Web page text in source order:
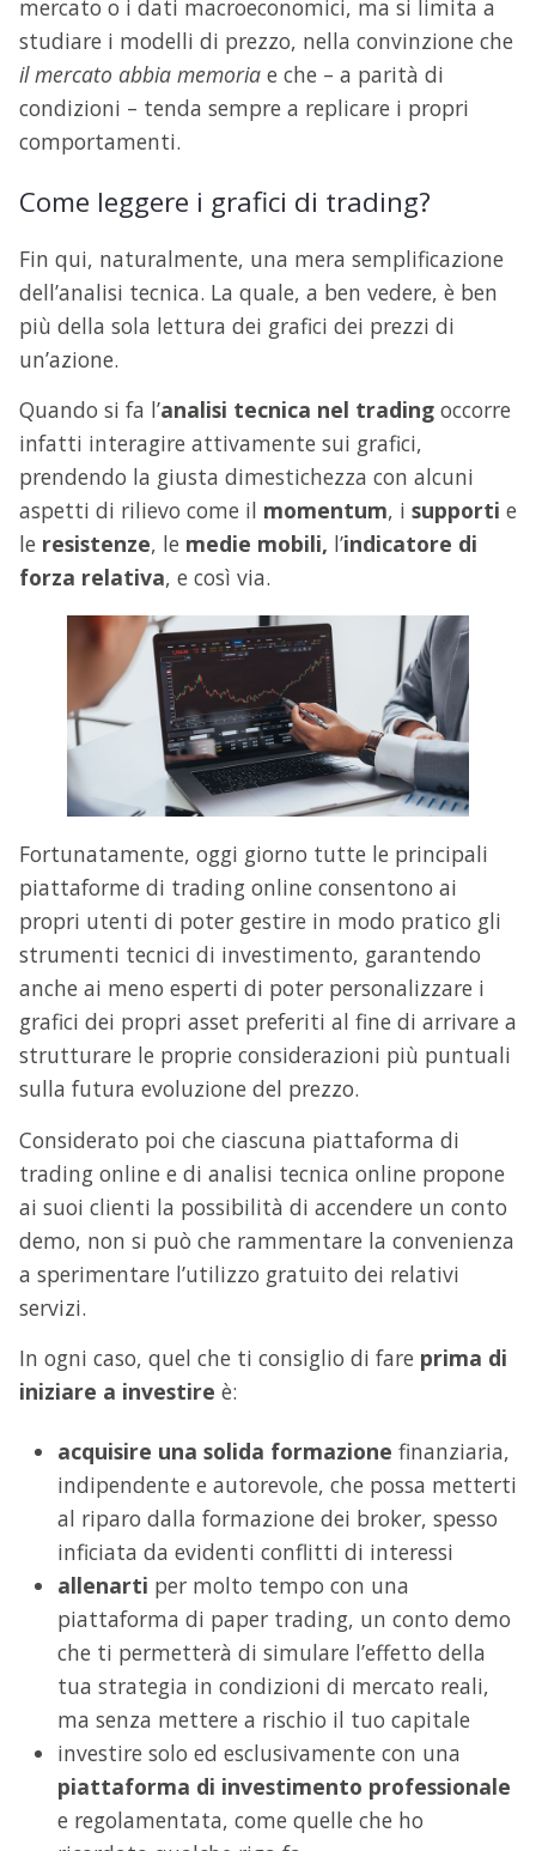
mercato o i dati macroeconomici, ma si limita a
studiare i modelli di prezzo, nella convinzione che
il mercato abbia memoria e che – a parità di
condizioni – tenda sempre a replicare i propri
comportamenti.
Come leggere i grafici di trading?
Fin qui, naturalmente, una mera semplificazione
dell’analisi tecnica. La quale, a ben vedere, è ben
più della sola lettura dei grafici dei prezzi di
un’azione.
Quando si fa l’analisi tecnica nel trading occorre
infatti interagire attivamente sui grafici,
prendendo la giusta dimestichezza con alcuni
aspetti di rilievo come il momentum, i supporti e
le resistenze, le medie mobili, l’indicatore di
forza relativa, e così via.
Fortunatamente, oggi giorno tutte le principali
piattaforme di trading online consentono ai
propri utenti di poter gestire in modo pratico gli
strumenti tecnici di investimento, garantendo
anche ai meno esperti di poter personalizzare i
grafici dei propri asset preferiti al fine di arrivare a
strutturare le proprie considerazioni più puntuali
sulla futura evoluzione del prezzo.
Considerato poi che ciascuna piattaforma di
trading online e di analisi tecnica online propone
ai suoi clienti la possibilità di accendere un conto
demo, non si può che rammentare la convenienza
a sperimentare l’utilizzo gratuito dei relativi
servizi.
In ogni caso, quel che ti consiglio di fare prima di
iniziare a investire è:
acquisire una solida formazione finanziaria,
indipendente e autorevole, che possa metterti
al riparo dalla formazione dei broker, spesso
inficiata da evidenti conflitti di interessi
allenarti per molto tempo con una
piattaforma di paper trading, un conto demo
che ti permetterà di simulare l’effetto della
tua strategia in condizioni di mercato reali,
ma senza mettere a rischio il tuo capitale
investire solo ed esclusivamente con una
piattaforma di investimento professionale
e regolamentata, come quelle che ho